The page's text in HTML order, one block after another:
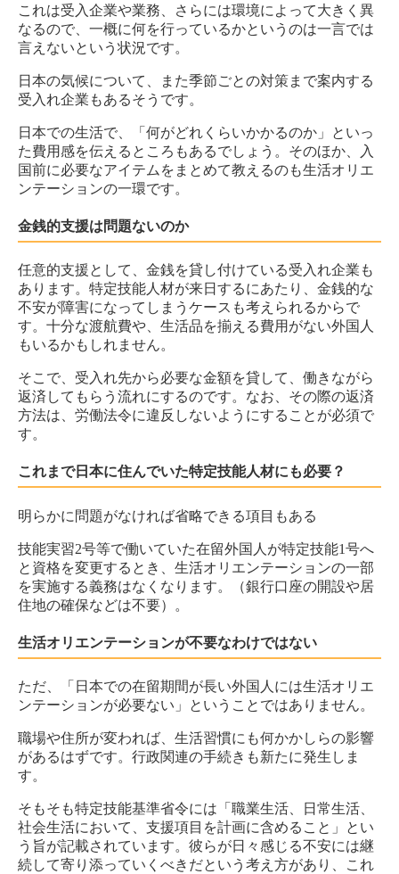
これは受入企業や業務、さらには環境によって大きく異
なるので、一概に何を行っているかというのは一言では
言えないという状況です。
日本の気候について、また季節ごとの対策まで案内する
受入れ企業もあるそうです。
日本での生活で、「何がどれくらいかかるのか」といっ
た費用感を伝えるところもあるでしょう。そのほか、入
国前に必要なアイテムをまとめて教えるのも生活オリエ
ンテーションの一環です。
金銭的支援は問題ないのか
任意的支援として、金銭を貸し付けている受入れ企業も
あります。特定技能人材が来日するにあたり、金銭的な
不安が障害になってしまうケースも考えられるからで
す。十分な渡航費や、生活品を揃える費用がない外国人
もいるかもしれません。
そこで、受入れ先から必要な金額を貸して、働きながら
返済してもらう流れにするのです。なお、その際の返済
方法は、労働法令に違反しないようにすることが必須で
す。
これまで日本に住んでいた特定技能人材にも必要？
明らかに問題がなければ省略できる項目もある
技能実習2号等で働いていた在留外国人が特定技能1号へ
と資格を変更するとき、生活オリエンテーションの一部
を実施する義務はなくなります。（銀行口座の開設や居
住地の確保などは不要）。
生活オリエンテーションが不要なわけではない
ただ、「日本での在留期間が長い外国人には生活オリエ
ンテーションが必要ない」ということではありません。
職場や住所が変われば、生活習慣にも何かかしらの影響
があるはずです。行政関連の手続きも新たに発生しま
す。
そもそも特定技能基準省令には「職業生活、日常生活、
社会生活において、支援項目を計画に含めること」とい
う旨が記載されています。彼らが日々感じる不安には継
続して寄り添っていくべきだという考え方があり、これ